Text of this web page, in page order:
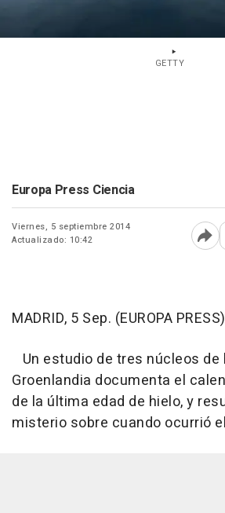
GETTY
Europa Press Ciencia
Viernes, 5 septiembre 2014
Actualizado: 10:42
MADRID, 5 Sep. (EUROPA
Un estudio de tres núcleos de
Groenlandia documenta el
de la última edad de hielo, y
misterio sobre cuando ocurrió